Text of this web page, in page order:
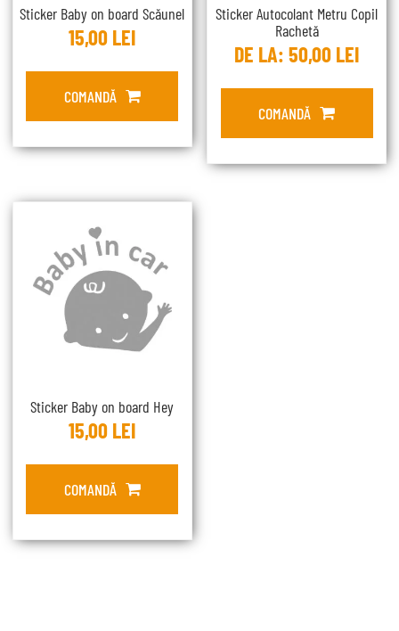
Sticker Baby on board Scăunel
15,00 LEI
COMANDĂ
Sticker Autocolant Metru Copil
Rachetă
DE LA: 50,00 LEI
COMANDĂ
Sticker Baby on board Hey
15,00 LEI
COMANDĂ